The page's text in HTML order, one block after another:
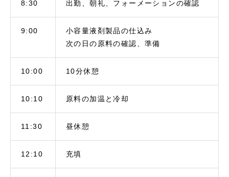
8:30 出勤、朝礼、フォーメーションの確認
9:00
小容量液剤製品の仕込み
次の日の原料の確認、準備
10:00 10分休憩
10:10 原料の加温と冷却
11:30 昼休憩
12:10 充填